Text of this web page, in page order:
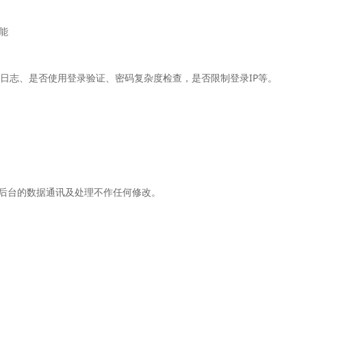
、是否使用登录验证、密码复杂度检查，是否限制登录IP等。
的数据通讯及处理不作任何修改。